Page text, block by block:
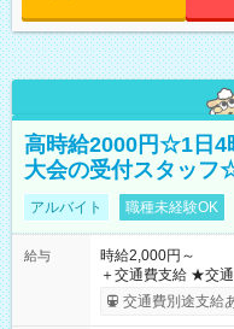
高時給2000円☆1日4
大会の受付スタッフ
アルバイト 職種未経験OK
給与
時給2,000円～
＋交通費支給 ★交通費一部支給！ ┗1日500円を超えた分は全額
支給！ ※往復500円以
OK！（規定あり）
交通費別途支給